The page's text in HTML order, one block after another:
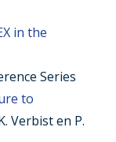
in the
Series
to
Verbist en P.